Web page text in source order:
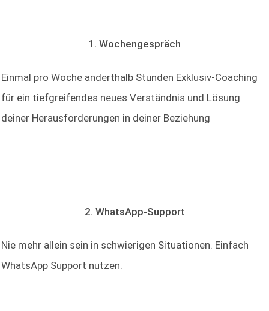
1. Wochengespräch
Einmal pro Woche anderthalb Stunden Exklusiv-Coaching
für ein tiefgreifendes neues Verständnis und Lösung
deiner Herausforderungen in deiner Beziehung
2. WhatsApp-Support
Nie mehr allein sein in schwierigen Situationen. Einfach
WhatsApp Support nutzen.